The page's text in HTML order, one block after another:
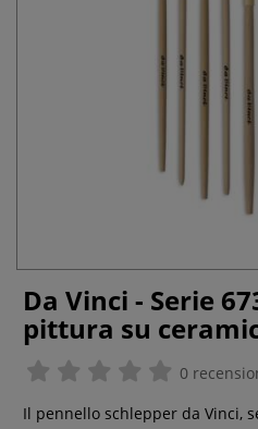
Da Vinci - Serie
pittura su
0
Il pennello schlepper da Vinci,